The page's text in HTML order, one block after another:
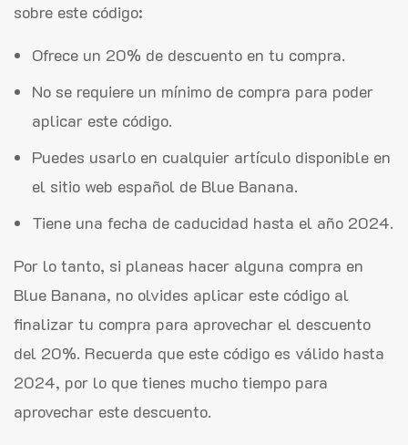
sobre este código:
Ofrece un 20% de descuento en tu compra.
No se requiere un mínimo de compra para poder
aplicar este código.
Puedes usarlo en cualquier artículo disponible en
el sitio web español de Blue Banana.
Tiene una fecha de caducidad hasta el año 2024.
Por lo tanto, si planeas hacer alguna compra en
Blue Banana, no olvides aplicar este código al
finalizar tu compra para aprovechar el descuento
del 20%. Recuerda que este código es válido hasta
2024, por lo que tienes mucho tiempo para
aprovechar este descuento.